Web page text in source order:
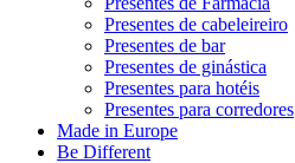
Presentes de cabeleireiro
Presentes de bar
Presentes de ginástica
Presentes para hotéis
Presentes para corredores
Made in Europe
Be Different